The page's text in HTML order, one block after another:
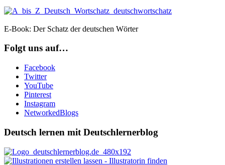
E-Book: Der Schatz der deutschen Wörter
Folgt uns auf…
Facebook
Twitter
YouTube
Pinterest
Instagram
NetworkedBlogs
Deutsch lernen mit Deutschlernerblog